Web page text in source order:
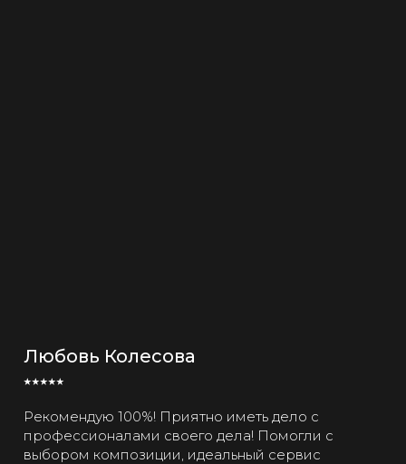
Любовь Колесова
⭑⭑⭑⭑⭑
Рекомендую 100%! Приятно иметь дело с
профессионалами своего дела! Помогли с
выбором композиции, идеальный сервис